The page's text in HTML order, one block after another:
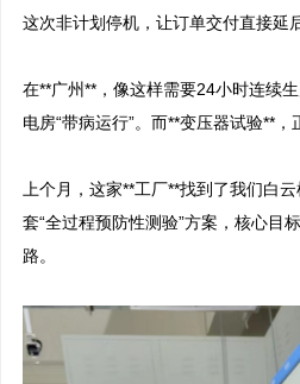
这次非计划停机，让订单交付直接延
在**广州**，像这样需要24小时连续
电房“带病运行”。而**变压器试验**，
上个月，这家**工厂**找到了我们白
套“全过程预防性测验”方案，核心目
路。